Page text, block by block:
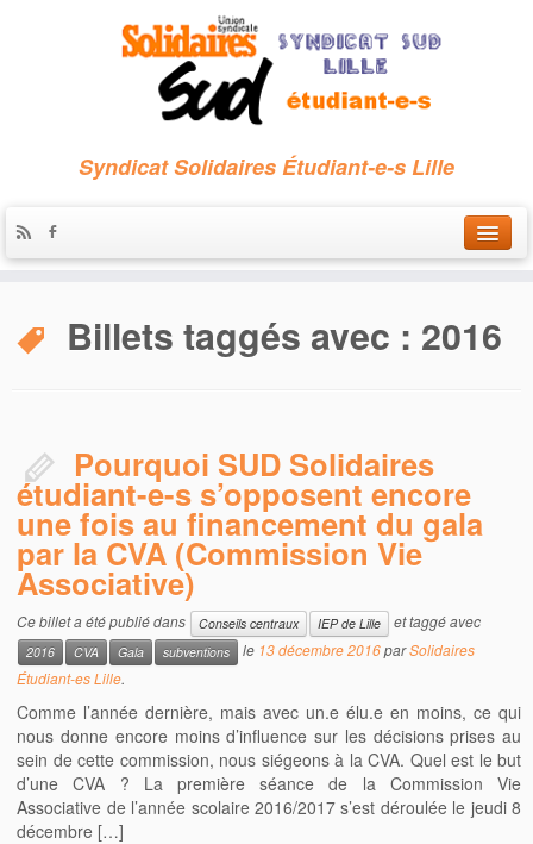
Syndicat Solidaires Étudiant-e-s Lille
Qui sommes-nous ?
Billets taggés avec : 2016
Pourquoi SUD Solidaires
étudiant-e-s s’opposent encore
une fois au financement du gala
par la CVA (Commission Vie
Associative)
Ce billet a été publié dans Conseils centraux IEP de Lille et taggé avec
2016 CVA Gala subventions le 13 décembre 2016parSolidaires
Étudiant-es Lille.
Comme l’année dernière, mais avec un.e élu.e en moins, ce qui
nous donne encore moins d’influence sur les décisions prises au
sein de cette commission, nous siégeons à la CVA. Quel est le but
d’une CVA ? La première séance de la Commission Vie
Associative de l’année scolaire 2016/2017 s’est déroulée le jeudi 8
décembre […]